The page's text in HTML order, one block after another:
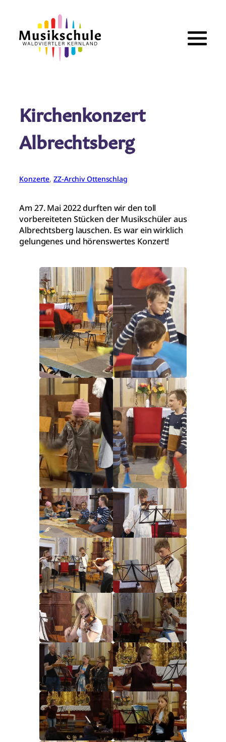
springen
Kirchenkonzert
Albrechtsberg
Konzerte, ZZ-Archiv Ottenschlag
Am 27. Mai 2022 durften wir den toll
vorbereiteten Stücken der Musikschüler aus
Albrechtsberg lauschen. Es war ein wirklich
gelungenes und hörenswertes Konzert!